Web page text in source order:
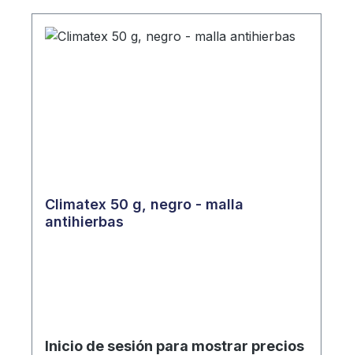
Climatex 50 g, negro - malla
antihierbas
Inicio de sesión para mostrar precios